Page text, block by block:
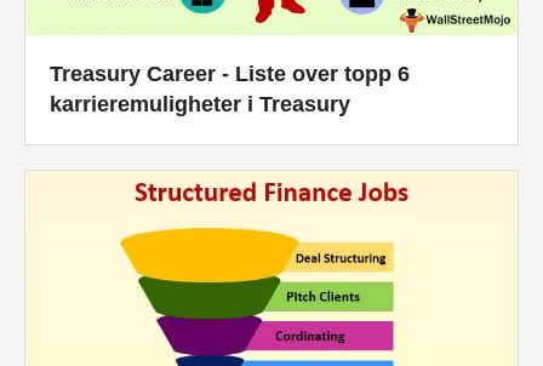
Treasury Career - Liste over topp 6
karrieremuligheter i Treasury